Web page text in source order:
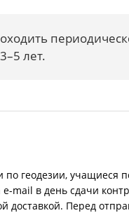
лет.
геодезии, учащиеся
mail в день сдачи
Перед